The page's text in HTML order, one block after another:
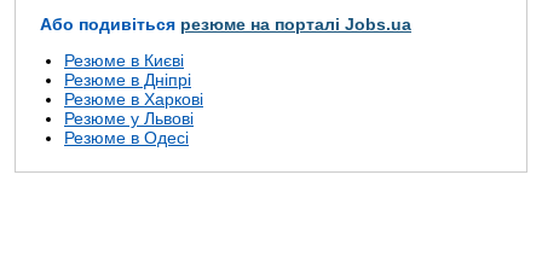
Або подивіться резюме на порталі Jobs.ua
Резюме в Києві
Резюме в Дніпрі
Резюме в Харкові
Резюме у Львові
Резюме в Одесі